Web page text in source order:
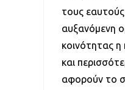
τους
αυξανόμενη
κοινότητας η
και
αφορούν το